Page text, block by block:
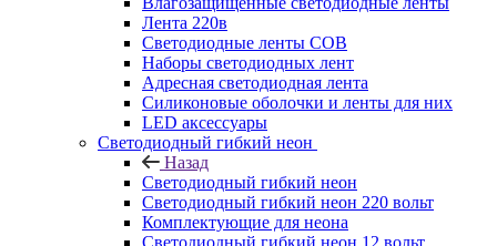
Лента 220в
Светодиодные ленты COB
Наборы светодиодных лент
Адресная светодиодная лента
Силиконовые оболочки и ленты для них
LED аксессуары
Светодиодный гибкий неон
Назад
Светодиодный гибкий неон
Светодиодный гибкий неон 220 вольт
Комплектующие для неона
Светодиодный гибкий неон 12 вольт